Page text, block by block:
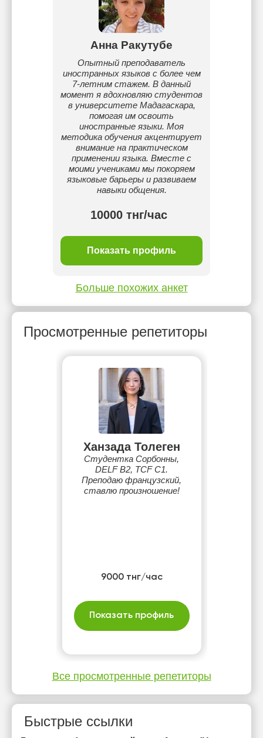
Анна Ракутубе
Опытный преподаватель
иностранных языков с более чем
7-летним стажем. В данный
момент я вдохновляю студентов
в университете Мадагаскара,
помогая им освоить
иностранные языки. Моя
методика обучения акцентирует
внимание на практическом
применении языка. Вместе с
моими учениками мы покоряем
языковые барьеры и развиваем
навыки общения.
10000 тнг/час
Показать профиль
Больше похожих анкет
Просмотренные репетиторы
Ханзада Толеген
Студентка Сорбонны,
DELF B2, TCF C1.
Преподаю французский,
ставлю произношение!
9000 тнг/час
Показать профиль
Все просмотренные репетиторы
Быстрые ссылки